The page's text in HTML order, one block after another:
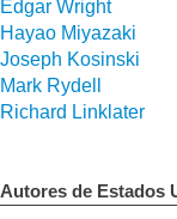
Edgar Wright
Hayao Miyazaki
Joseph Kosinski
Mark Rydell
Richard Linklater
Autores de Estados